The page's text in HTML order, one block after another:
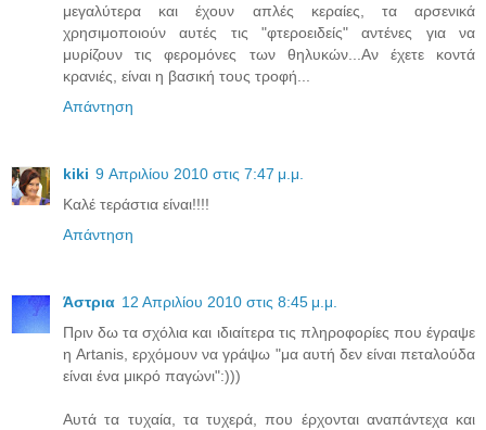
μεγαλύτερα και έχουν απλές κεραίες, τα αρσενικά
χρησιμοποιούν αυτές τις "φτεροειδείς" αντένες για να
μυρίζουν τις φερομόνες των θηλυκών...Αν έχετε κοντά
κρανιές, είναι η βασική τους τροφή...
Απάντηση
kiki 9 Απριλίου 2010 στις 7:47 μ.μ.
Καλέ τεράστια είναι!!!!
Απάντηση
Άστρια 12 Απριλίου 2010 στις 8:45 μ.μ.
Πριν δω τα σχόλια και ιδιαίτερα τις πληροφορίες που έγραψε
η Artanis, ερχόμουν να γράψω "μα αυτή δεν είναι πεταλούδα
είναι ένα μικρό παγώνι":)))
Αυτά τα τυχαία, τα τυχερά, που έρχονται αναπάντεχα και